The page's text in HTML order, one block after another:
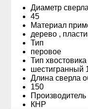
Диаметр
45
Материал
дерево ,
Тип
перовое
Тип хвостовика
шестигранный
Длина сверла
150
Производитель
КНР